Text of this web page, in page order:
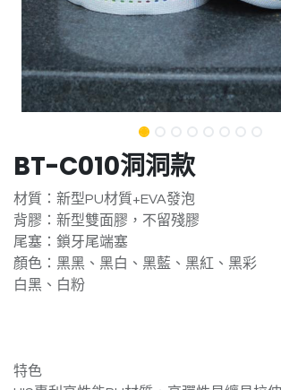
BT-C010洞洞款
材質：新型PU材質+EVA發泡
背膠：新型雙面膠，不留殘膠
尾塞：鎖牙尾端塞
顏色：黑黑、黑白、黑藍、黑紅、黑彩
白黑、白粉
特色